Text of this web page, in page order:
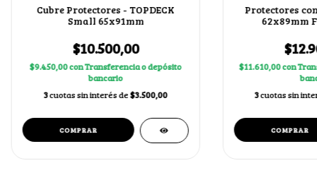
Cubre Protectores - TOPDECK
Small 65x91mm
$10.500,00
$9.450,00conTransferencia o depósito
bancario
3cuotas sin interés de$3.500,00
Protectores
62x89mm
$11.610,00con
3cuotas sin